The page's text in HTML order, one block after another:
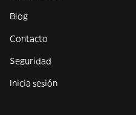
Blog
Contacto
Seguridad
Inicia sesión